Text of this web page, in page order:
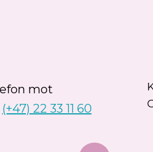
mot
(+47) 22 33 11 60